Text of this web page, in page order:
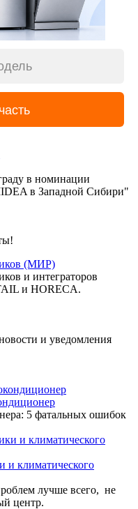
в номинации
в Западной Сибири"
(МИР)
и интеграторов
и HORECA.
и уведомления
5 фатальных ошибок
и климатического
лучше всего, не
центр.